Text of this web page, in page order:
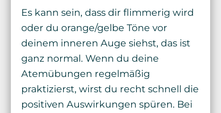
Es kann sein, dass dir flimmerig wird
oder du orange/gelbe Töne vor
deinem inneren Auge siehst, das ist
ganz normal. Wenn du deine
Atemübungen regelmäßig
praktizierst, wirst du recht schnell die
positiven Auswirkungen spüren. Bei